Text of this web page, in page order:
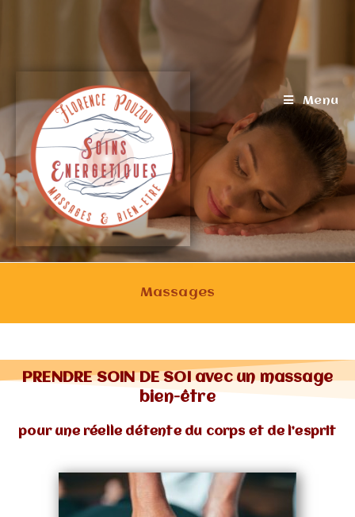
Menu
Massages
PRENDRE SOIN DE SOI avec un massage
bien-être
pour une réelle détente du corps et de l’esprit